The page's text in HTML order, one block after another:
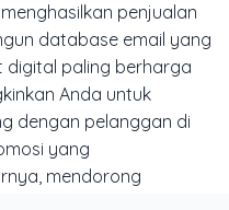
penjualan
database email yang
digital paling berharga
Anda untuk
dengan pelanggan di
yang
mendorong